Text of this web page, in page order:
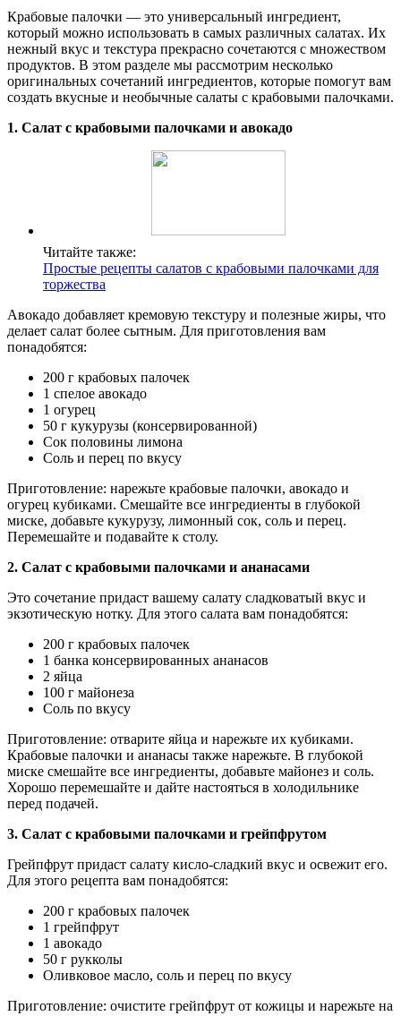
Крабовые палочки — это универсальный ингредиент,
который можно использовать в самых различных салатах. Их
нежный вкус и текстура прекрасно сочетаются с множеством
продуктов. В этом разделе мы рассмотрим несколько
оригинальных сочетаний ингредиентов, которые помогут вам
создать вкусные и необычные салаты с крабовыми палочками.
1. Салат с крабовыми палочками и авокадо
Читайте также:
Простые рецепты салатов с крабовыми палочками для
торжества
Авокадо добавляет кремовую текстуру и полезные жиры, что
делает салат более сытным. Для приготовления вам
понадобятся:
200 г крабовых палочек
1 спелое авокадо
1 огурец
50 г кукурузы (консервированной)
Сок половины лимона
Соль и перец по вкусу
Приготовление: нарежьте крабовые палочки, авокадо и
огурец кубиками. Смешайте все ингредиенты в глубокой
миске, добавьте кукурузу, лимонный сок, соль и перец.
Перемешайте и подавайте к столу.
2. Салат с крабовыми палочками и ананасами
Это сочетание придаст вашему салату сладковатый вкус и
экзотическую нотку. Для этого салата вам понадобятся:
200 г крабовых палочек
1 банка консервированных ананасов
2 яйца
100 г майонеза
Соль по вкусу
Приготовление: отварите яйца и нарежьте их кубиками.
Крабовые палочки и ананасы также нарежьте. В глубокой
миске смешайте все ингредиенты, добавьте майонез и соль.
Хорошо перемешайте и дайте настояться в холодильнике
перед подачей.
3. Салат с крабовыми палочками и грейпфрутом
Грейпфрут придаст салату кисло-сладкий вкус и освежит его.
Для этого рецепта вам понадобятся:
200 г крабовых палочек
1 грейпфрут
1 авокадо
50 г рукколы
Оливковое масло, соль и перец по вкусу
Приготовление: очистите грейпфрут от кожицы и нарежьте на